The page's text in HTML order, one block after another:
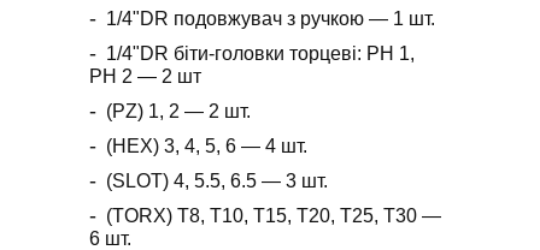
1/4"DR подовжувач з ручкою ― 1 шт.
1/4"DR біти-головки торцеві: PH 1,
PH 2 ― 2 шт
(PZ) 1, 2 ― 2 шт.
(HEX) 3, 4, 5, 6 ― 4 шт.
(SLOT) 4, 5.5, 6.5 ― 3 шт.
(TORX) T8, T10, T15, T20, T25, T30 ―
6 шт.